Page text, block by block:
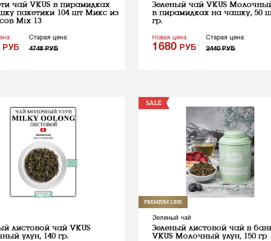
чай VKUS в пирамидках
пакетики 104 шт Микс из
Mix 13
РУБ
Старая цена:
4748РУБ
Зеленый чай VKUS
в пирамидках на чашку, 50
гр.
Новая цена:
1680 РУБ
Старая цена:
2440РУБ
листовой чай VKUS
улун, 140 гр.
Зеленый чай
Зеленый листовой чай в
VKUS Молочный улун, 150 гр
PREMIUM LINE
SALE